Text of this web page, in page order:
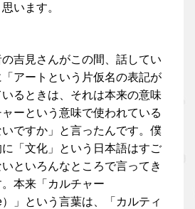
います。
吉見さんがこの間、話してい
「アートという片仮名の表記が
るときは、それは本来の意味
ーという意味で使われている
いですか」と言ったんです。僕
「文化」という日本語はすご
いといろんなところで言ってき
本来「カルチャー
）」という言葉は、「カルティ